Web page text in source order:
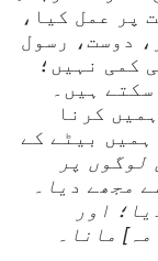
پر عمل کیا،
دوست، رسول
کمی نہیں؛
ہیں۔
کرنا
بیٹے کے
لوگوں پر
مجھے دیا۔
اور
مانا۔